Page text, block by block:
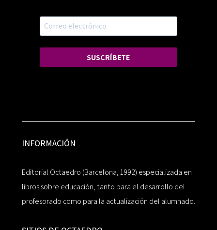
SUSCRÍBETE
INFORMACIÓN
Editorial Octaedro (Barcelona, 1992) especializada en
libros sobre educación, tanto para el desarrollo del
profesorado como para la actualización del alumnado.